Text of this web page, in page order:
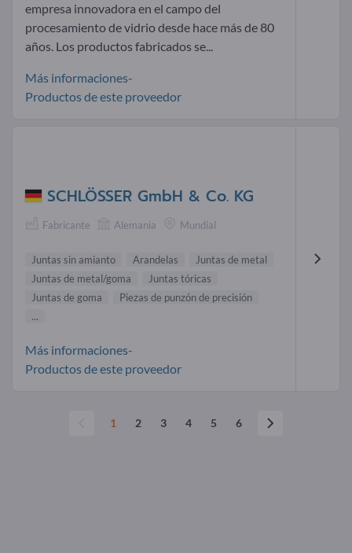
empresa innovadora en el campo del
procesamiento de vidrio desde hace más de 80
años. Los productos fabricados se...
Más informaciones-
Productos de este proveedor
SCHLÖSSER GmbH & Co. KG
Fabricante Alemania Mundial
Juntas sin amianto Arandelas
Juntas de metal
Juntas de metal/goma
Juntas tóricas
Juntas de goma
Piezas de punzón de precisión
...
Más informaciones-
Productos de este proveedor
1 2 3 4 5 6